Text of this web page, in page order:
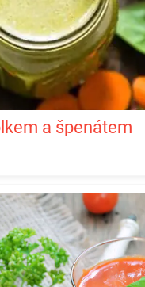
a špenátem